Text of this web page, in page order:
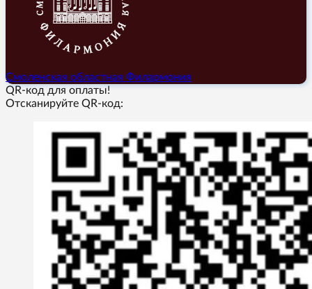
Смоленская областная Филармония
QR-код для оплаты!
Отсканируйте QR-код: